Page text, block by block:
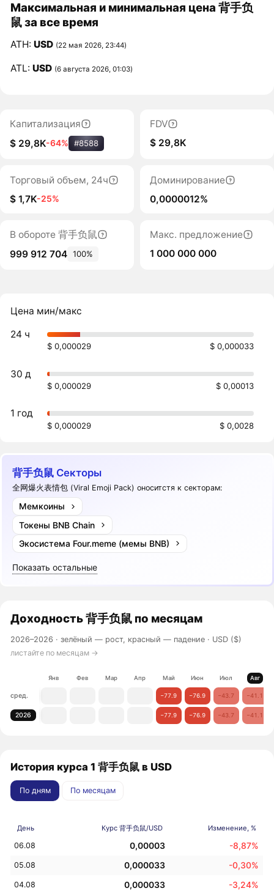
Максимальная и минимальная цена 背手负
鼠 за все время
ATH:USD (22 мая 2026, 23:44)
ATL:USD (6 августа 2026, 01:03)
Капитализация
$ 29,8K-64% #8588
FDV
$ 29,8K
Торговый объем, 24ч
$ 1,7K-25%
Доминирование
0,0000012%
В обороте 背手负鼠
999 912 704 100%
Макс. предложение
1 000 000 000
Цена мин/макс
24 ч
$ 0,000029 $ 0,000033
30 д
$ 0,000029 $ 0,00013
1 год
$ 0,000029 $ 0,0028
背手负鼠 Секторы
全网爆火表情包 (Viral Emoji Pack) оноситстя к секторам:
Мемкоины
Токены BNB Chain
Экосистема Four.meme (мемы BNB)
Показать остальные
Доходность背手负鼠 по месяцам
2026–2026 ·зелёный — рост, красный — падение · USD ($)
листайте по месяцам →
Янв Фев Мар Апр Май Июн Июл Авг
сред. −77.9 −76.9 −43.7 −41.1
2026 −77.9 −76.9 −43.7 −41.1
История курса 1 背手负鼠 в USD
По дням По месяцам
День Курс 背手负鼠/USD Изменение, %
06.08 0,00003 -8,87%
05.08 0,000033 -0,30%
04.08 0,000033 -3,24%